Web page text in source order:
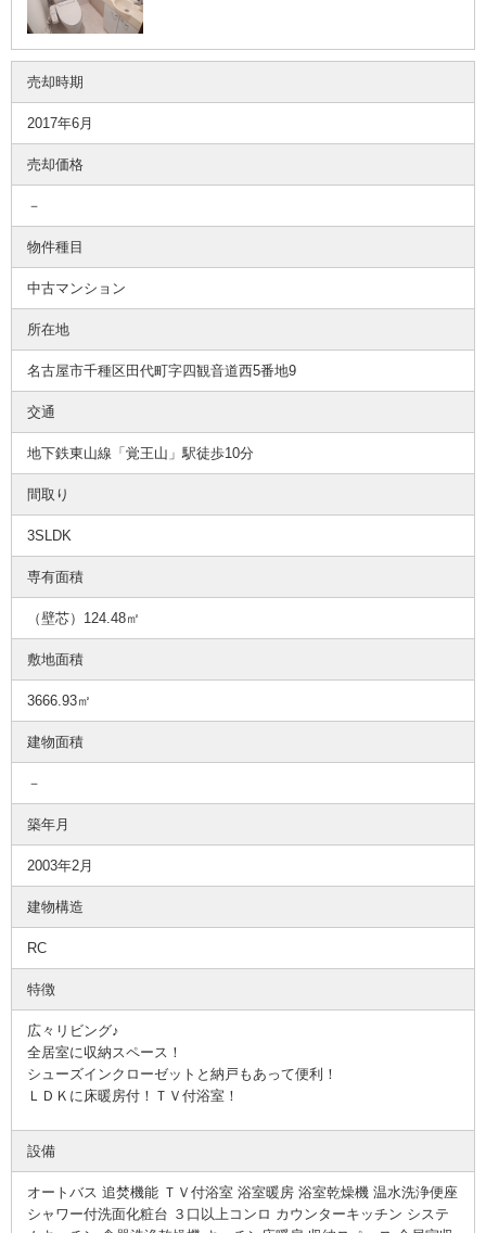
売却時期
2017年6月
売却価格
－
物件種目
中古マンション
所在地
名古屋市千種区田代町字四観音道西5番地9
交通
地下鉄東山線「覚王山」駅徒歩10分
間取り
3SLDK
専有面積
（壁芯）124.48㎡
敷地面積
3666.93㎡
建物面積
－
築年月
2003年2月
建物構造
RC
特徴
広々リビング♪
全居室に収納スペース！
シューズインクローゼットと納戸もあって便利！
ＬＤＫに床暖房付！ＴＶ付浴室！
設備
オートバス 追焚機能 ＴＶ付浴室 浴室暖房 浴室乾燥機 温水洗浄便座
シャワー付洗面化粧台 ３口以上コンロ カウンターキッチン システ